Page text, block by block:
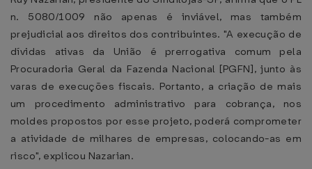
n. 5080/1009 não apenas é inviável, mas também
prejudicial aos direitos dos contribuintes. "A execução de
dívidas ativas da União é prerrogativa comum pela
Procuradoria Geral da Fazenda Nacional [PGFN], junto às
varas de execuções fiscais. Portanto, a criação de mais
um procedimento administrativo para cobrança, nos
moldes propostos por esse projeto, poderá comprometer
a atividade de milhares de empresas, colocando-as em
risco", explicou Nazarian.